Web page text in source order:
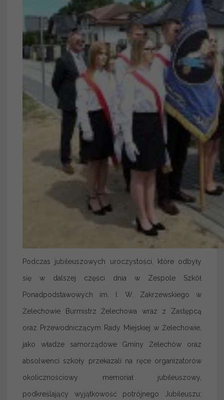
Podczas jubileuszowych uroczystości, które odbyły
się w dalszej części dnia w Zespole Szkół
Ponadpodstawowych im. I. W. Zakrzewskiego w
Żelechowie Burmistrz Żelechowa wraz z Zastępcą
oraz Przewodniczącym Rady Miejskiej w Żelechowie,
jako władze samorządowe Gminy Żelechów oraz
absolwenci szkoły przekazali na ręce organizatorów
okolicznościowy memoriał jubileuszowy,
podkreślający wyjątkowość potrójnego Jubileuszu: